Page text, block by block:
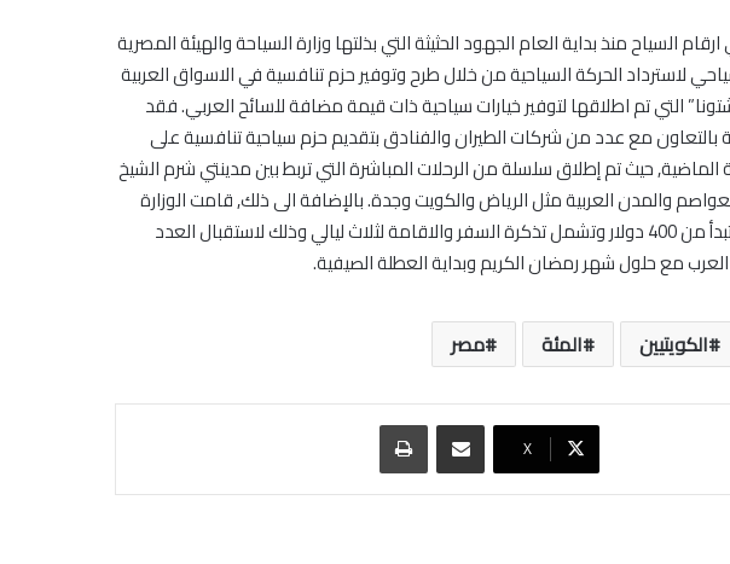
السياح منذ بداية العام الجهود الحثيثة التي بذلتها وزارة السياحة والهيئة المصرية
لاسترداد الحركة السياحية من خلال طرح وتوفير حزم تنافسية في الاسواق العربية
التي تم اطلاقها لتوفير خيارات سياحية ذات قيمة مضافة للسائح العربي. فقد
بالتعاون مع عدد من شركات الطيران والفنادق بتقديم حزم سياحية تنافسية على
الماضية, حيث تم إطلاق سلسلة من الرحلات المباشرة التي تربط بين مدينتي شرم الشيخ
والمدن العربية مثل الرياض والكويت وجدة. بالإضافة الى ذلك, قامت الوزارة
بطرح حزم تنافسية تبدأ من 400 دولار وتشمل تذكرة السفر والاقامة لثلاث ليالي وذلك لاستقبال العدد
العرب مع حلول شهر رمضان الكريم وبداية العطلة الصيفية.
الكويتيين المئة مصر
‫X
مشاركة عبر البريد طباعة